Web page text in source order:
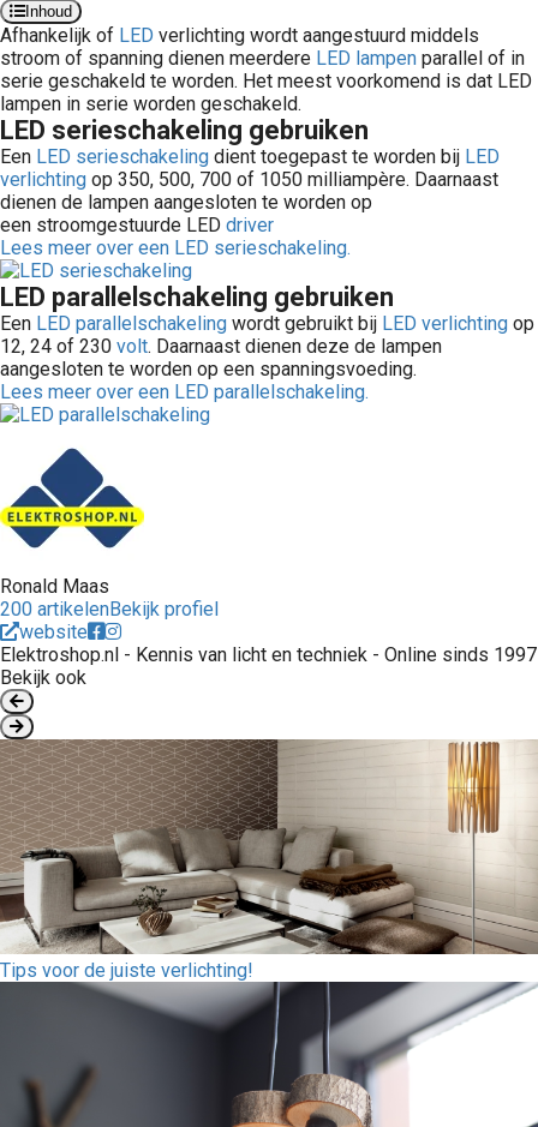
Inhoud
Afhankelijk of LED verlichting wordt aangestuurd middels
stroom of spanning dienen meerdere LED lampen parallel of in
serie geschakeld te worden. Het meest voorkomend is dat LED
lampen in serie worden geschakeld.
LED serieschakeling gebruiken
Een LED serieschakeling dient toegepast te worden bij LED
verlichting op 350, 500, 700 of 1050 milliampère. Daarnaast
dienen de lampen aangesloten te worden op
een stroomgestuurde LED driver
Lees meer over een LED serieschakeling.
LED parallelschakeling gebruiken
Een LED parallelschakeling wordt gebruikt bij LED verlichting op
12, 24 of 230 volt. Daarnaast dienen deze de lampen
aangesloten te worden op een spanningsvoeding.
Lees meer over een LED parallelschakeling.
Ronald Maas
200 artikelenBekijk profiel
website
Elektroshop.nl - Kennis van licht en techniek - Online sinds 1997
Bekijk ook
Tips voor de juiste verlichting!
gebruikt
te
de
Hierdoor
website-
van